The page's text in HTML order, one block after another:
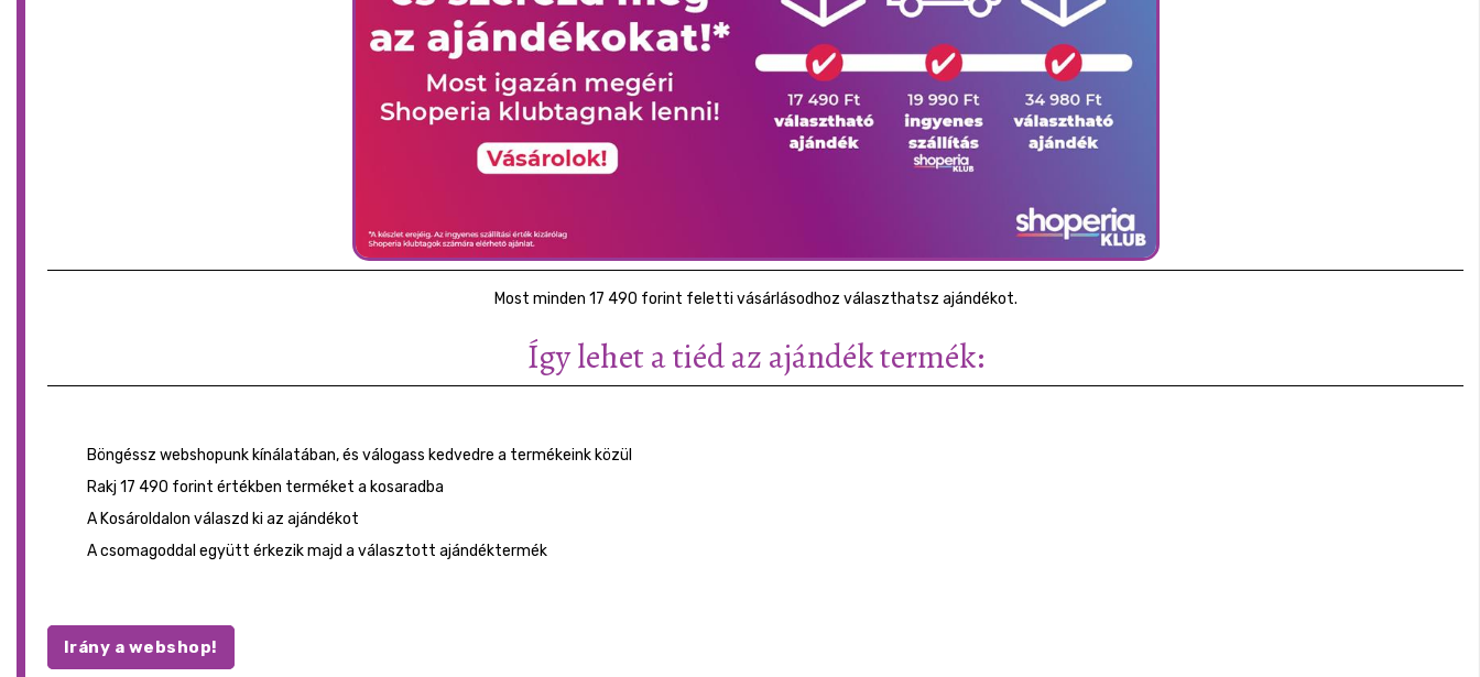
Most minden 17 490 forint feletti vásárlásodhoz választhatsz ajándékot.
Így lehet a tiéd az ajándék termék:
Böngéssz webshopunk kínálatában, és válogass kedvedre a termékeink közül
Rakj 17 490 forint értékben terméket a kosaradba
A Kosároldalon válaszd ki az ajándékot
A csomagoddal együtt érkezik majd a választott ajándéktermék
Irány a webshop!